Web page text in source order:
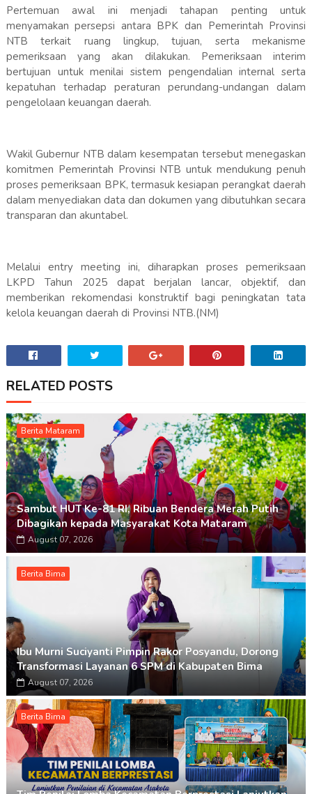
Pertemuan awal ini menjadi tahapan penting untuk
menyamakan persepsi antara BPK dan Pemerintah Provinsi
NTB terkait ruang lingkup, tujuan, serta mekanisme
pemeriksaan yang akan dilakukan. Pemeriksaan interim
bertujuan untuk menilai sistem pengendalian internal serta
kepatuhan terhadap peraturan perundang-undangan dalam
pengelolaan keuangan daerah.
Wakil Gubernur NTB dalam kesempatan tersebut menegaskan
komitmen Pemerintah Provinsi NTB untuk mendukung penuh
proses pemeriksaan BPK, termasuk kesiapan perangkat daerah
dalam menyediakan data dan dokumen yang dibutuhkan secara
transparan dan akuntabel.
Melalui entry meeting ini, diharapkan proses pemeriksaan
LKPD Tahun 2025 dapat berjalan lancar, objektif, dan
memberikan rekomendasi konstruktif bagi peningkatan tata
kelola keuangan daerah di Provinsi NTB.(NM)
RELATED POSTS
Berita Mataram
Sambut HUT Ke-81 RI, Ribuan Bendera Merah Putih
Dibagikan kepada Masyarakat Kota Mataram
August 07, 2026
Berita Bima
Ibu Murni Suciyanti Pimpin Rakor Posyandu, Dorong
Transformasi Layanan 6 SPM di Kabupaten Bima
August 07, 2026
Berita Bima